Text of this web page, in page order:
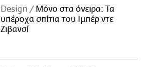
Design
Μόνο στα όνειρα: Τα
υπέροχα σπίτια του Ιμπέρ ντε
Ζιβανσί